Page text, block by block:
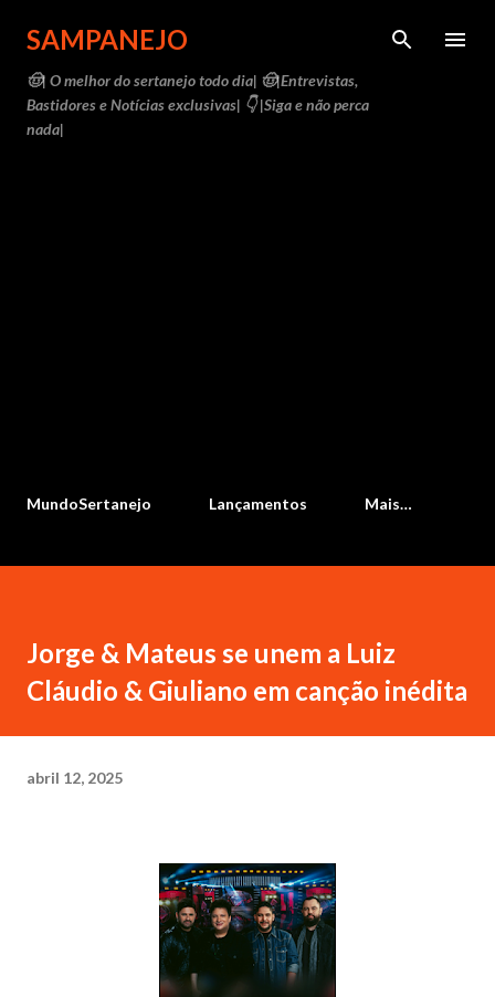
Pular para o conteúdo principal
SAMPANEJO
🤠| O melhor do sertanejo todo dia| 🤠|Entrevistas,
Bastidores e Notícias exclusivas| 👇 |Siga e não perca
nada|
MundoSertanejo Lançamentos Mais…
Jorge & Mateus se unem a Luiz
Cláudio & Giuliano em canção inédita
abril 12, 2025